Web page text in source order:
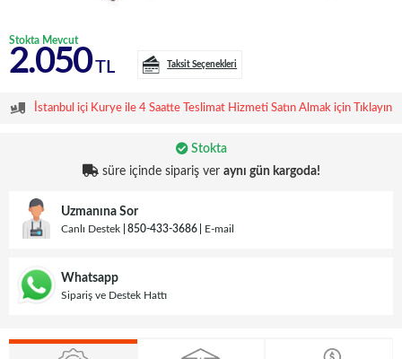
Stokta Mevcut
2.050TL Taksit Seçenekleri
İstanbul içi Kurye ile 4 Saatte Teslimat Hizmeti Satın Almak için Tıklayın
Stokta
süre içinde sipariş ver aynı gün kargoda!
Uzmanına Sor
Canlı Destek 850-433-3686 E-mail
Whatsapp
Sipariş ve Destek Hattı